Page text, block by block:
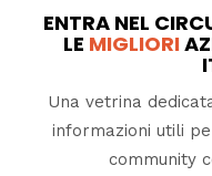
ENTRA NEL
LE MIGLIORI
Una vetrina
informazioni utili
community